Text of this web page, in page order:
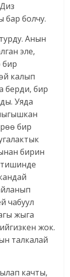
бар болчу.
Анын
эле,
бир
калып
берди, бир
Уяда
бир
бирин
тишинде
чабуул
жыга
жок.
талкалай
качты,